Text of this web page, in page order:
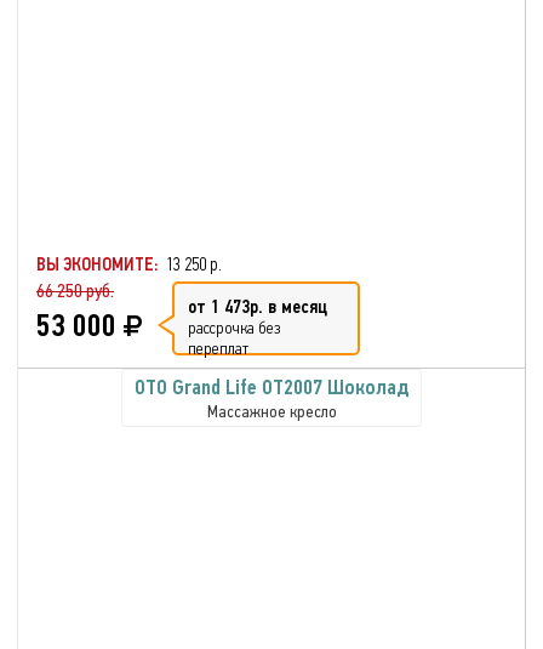
ВЫ ЭКОНОМИТЕ: 13 250 р.
66 250 руб.
53 000 от 1 473р. в месяц
рассрочка без
переплат
OTO Grand Life OT2007 Шоколад
Массажное кресло